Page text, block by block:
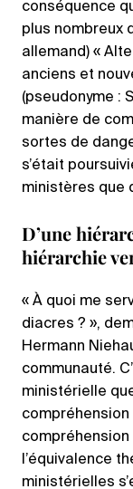
conséquence
plus nombreux
allemand) «
anciens et
(pseudonyme :
manière de
sortes de
s’était
ministères que
D’une
hiérarchie
« À quoi me
diacres ? »,
Hermann
communauté.
ministérielle
l’équivalence
ministérielles